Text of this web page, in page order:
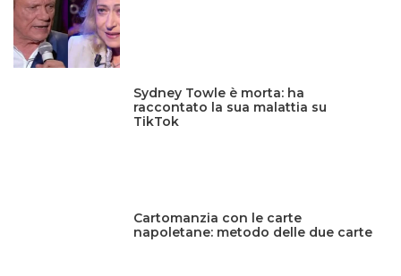
Sydney Towle è morta: ha
raccontato la sua malattia su
TikTok
Cartomanzia con le carte
napoletane: metodo delle due carte